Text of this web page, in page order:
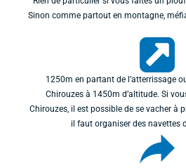
Sinon comme partout en montagne,
1250m en partant de l’atterrissage
Chirouzes à 1450m d’altitude. Si
Chirouzes, il est possible de se vacher à
il faut organiser des navettes